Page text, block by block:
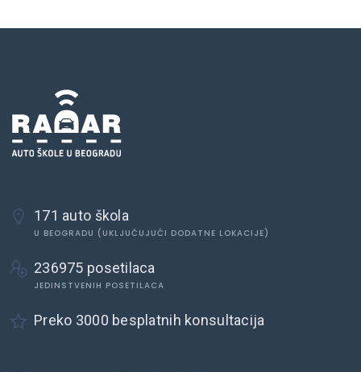
171 auto škola
U BEOGRADU (UKLJUČUJUĆI DODATNE LOKACIJE)
236975 posetilaca
JEDINSTVENIH POSETILACA
Preko 3000 besplatnih konsultacija